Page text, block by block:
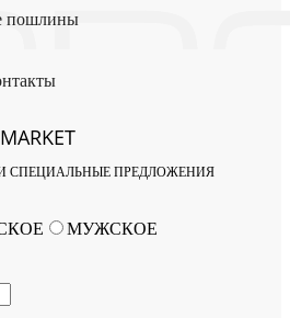
пошлины
СПЕЦИАЛЬНЫЕ ПРЕДЛОЖЕНИЯ
МУЖСКОЕ